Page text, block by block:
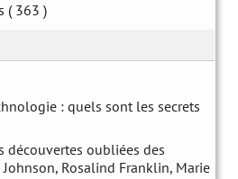
( 363 )
: quels sont les secrets
découvertes oubliées des
Rosalind Franklin, Marie